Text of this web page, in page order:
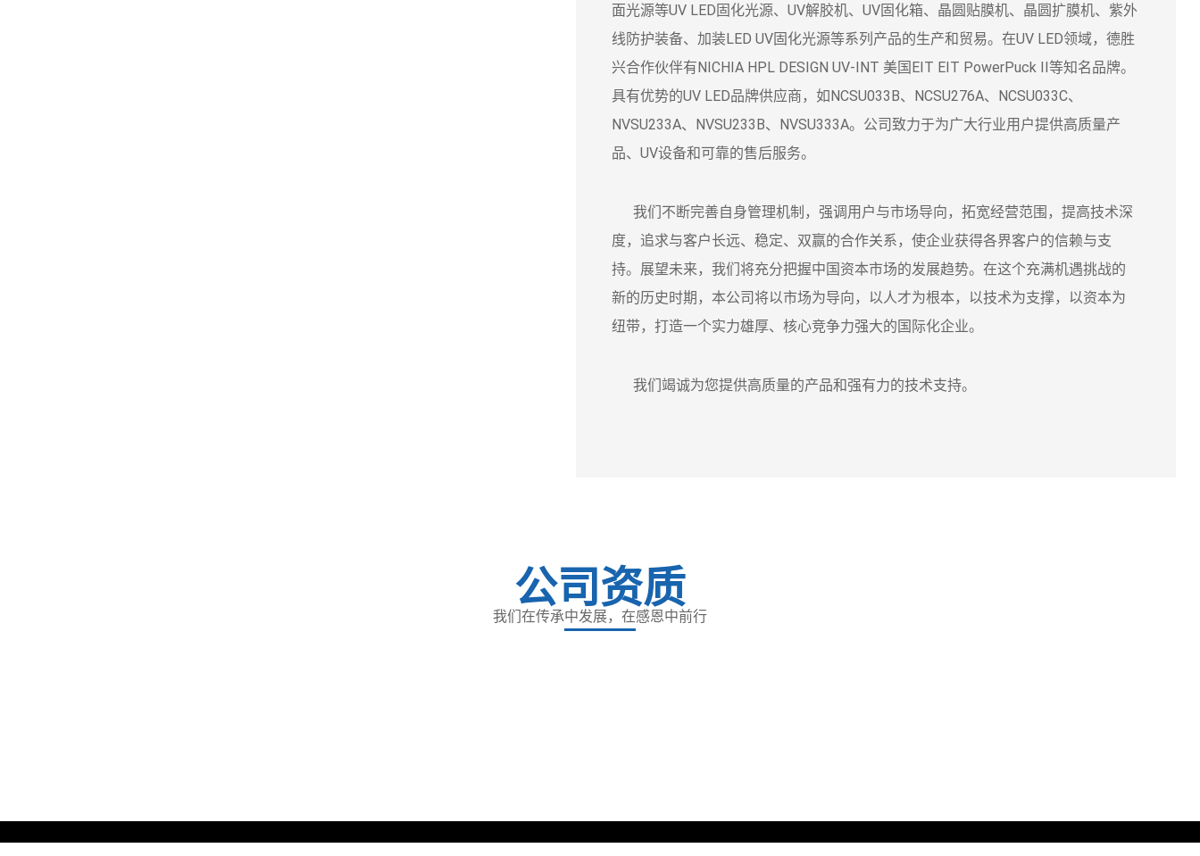
面光源等UV LED固化光源、UV解胶机、UV固化箱、晶圆贴膜机、晶圆扩膜机、紫外
线防护装备、加装LED UV固化光源等系列产品的生产和贸易。在UV LED领域，德胜
兴合作伙伴有NICHIA HPL DESIGN UV-INT 美国EIT EIT PowerPuck II等知名品牌。
具有优势的UV LED品牌供应商，如NCSU033B、NCSU276A、NCSU033C、
NVSU233A、NVSU233B、NVSU333A。公司致力于为广大行业用户提供高质量产
品、UV设备和可靠的售后服务。
我们不断完善自身管理机制，强调用户与市场导向，拓宽经营范围，提高技术深
度，追求与客户长远、稳定、双赢的合作关系，使企业获得各界客户的信赖与支
持。展望未来，我们将充分把握中国资本市场的发展趋势。在这个充满机遇挑战的
新的历史时期，本公司将以市场为导向，以人才为根本，以技术为支撑，以资本为
纽带，打造一个实力雄厚、核心竞争力强大的国际化企业。
我们竭诚为您提供高质量的产品和强有力的技术支持。
公司资质
我们在传承中发展，在感恩中前行